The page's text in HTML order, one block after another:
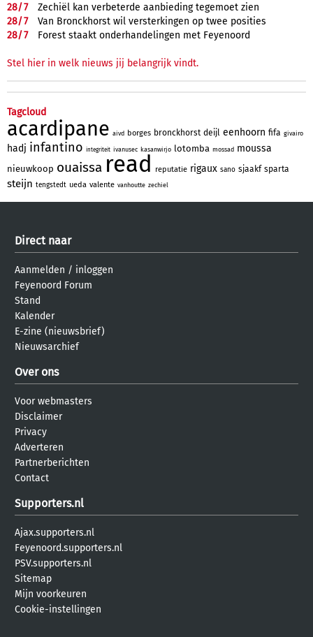
28/7
Zechiël kan verbeterde aanbieding tegemoet zien
28/7
Van Bronckhorst wil versterkingen op twee posities
28/7 Forest staakt onderhandelingen met Feyenoord
Stel hier in welk nieuws jij belangrijk vindt.
Tagcloud
acardipane aivd borges bronckhorst deijl eenhoorn fifa givairo
hadj infantino integriteit ivanusec kasanwirjo lotomba mossad moussa
nieuwkoop ouaissa read reputatie rigaux sano sjaakf sparta
steijn tengstedt ueda valente vanhoutte zechiel
Direct naar
Aanmelden / inloggen
Feyenoord Forum
Stand
Kalender
E-zine (nieuwsbrief)
Nieuwsarchief
Over ons
Voor webmasters
Disclaimer
Privacy
Adverteren
Partnerberichten
Contact
Supporters.nl
Ajax.supporters.nl
Feyenoord.supporters.nl
PSV.supporters.nl
Sitemap
Mijn voorkeuren
Cookie-instellingen